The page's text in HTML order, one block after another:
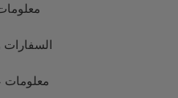
السفارات
معلومات